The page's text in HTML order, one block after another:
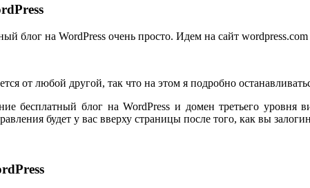
блог на WordPress очень просто. Идем на сайт
от любой другой, так что на этом я подробно
бесплатный блог на WordPress и домен третьего
будет у вас вверху страницы после того, как вы